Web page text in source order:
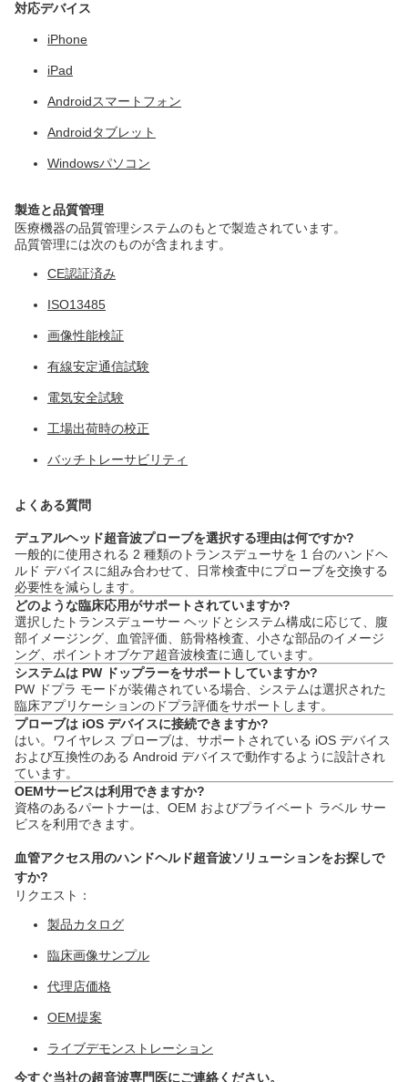
対応デバイス
iPhone
iPad
Androidスマートフォン
Androidタブレット
Windowsパソコン
製造と品質管理
医療機器の品質管理システムのもとで製造されています。
品質管理には次のものが含まれます。
CE認証済み
ISO13485
画像性能検証
有線安定通信試験
電気安全試験
工場出荷時の校正
バッチトレーサビリティ
よくある質問
デュアルヘッド超音波プローブを選択する理由は何ですか?
一般的に使用される 2 種類のトランスデューサを 1 台のハンドヘ
ルド デバイスに組み合わせて、日常検査中にプローブを交換する
必要性を減らします。
どのような臨床応用がサポートされていますか?
選択したトランスデューサー ヘッドとシステム構成に応じて、腹
部イメージング、血管評価、筋骨格検査、小さな部品のイメージ
ング、ポイントオブケア超音波検査に適しています。
システムは PW ドップラーをサポートしていますか?
PW ドプラ モードが装備されている場合、システムは選択された
臨床アプリケーションのドプラ評価をサポートします。
プローブは iOS デバイスに接続できますか?
はい。ワイヤレス プローブは、サポートされている iOS デバイス
および互換性のある Android デバイスで動作するように設計され
ています。
OEMサービスは利用できますか?
資格のあるパートナーは、OEM およびプライベート ラベル サー
ビスを利用できます。
血管アクセス用のハンドヘルド超音波ソリューションをお探しで
すか?
リクエスト：
製品カタログ
臨床画像サンプル
代理店価格
OEM提案
ライブデモンストレーション
今すぐ当社の超音波専門医にご連絡ください。